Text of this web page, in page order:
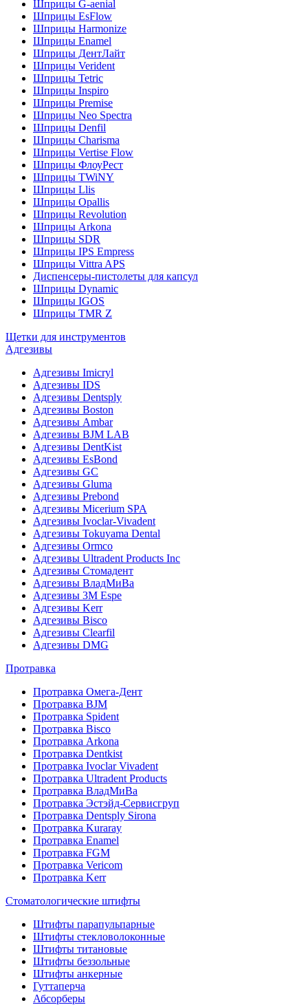
Шприцы G-aenial
Шприцы EsFlow
Шприцы Harmonize
Шприцы Enamel
Шприцы ДентЛайт
Шприцы Verident
Шприцы Tetric
Шприцы Inspiro
Шприцы Premise
Шприцы Neo Spectra
Шприцы Denfil
Шприцы Charisma
Шприцы Vertise Flow
Шприцы ФлоуРест
Шприцы TWiNY
Шприцы Llis
Шприцы Opallis
Шприцы Revolution
Шприцы Arkona
Шприцы SDR
Шприцы IPS Empress
Шприцы Vittra APS
Диспенсеры-пистолеты для капсул
Шприцы Dynamic
Шприцы IGOS
Шприцы TMR Z
Щетки для инструментов
Адгезивы
Адгезивы Imicryl
Адгезивы IDS
Адгезивы Dentsply
Адгезивы Boston
Адгезивы Ambar
Адгезивы BJM LAB
Адгезивы DentKist
Адгезивы EsBond
Адгезивы GC
Адгезивы Gluma
Адгезивы Prebond
Адгезивы Micerium SPA
Адгезивы Ivoclar-Vivadent
Адгезивы Tokuyama Dental
Адгезивы Ormco
Адгезивы Ultradent Products Inc
Адгезивы Стомадент
Адгезивы ВладМиВа
Адгезивы 3M Espe
Адгезивы Kerr
Адгезивы Bisco
Адгезивы Clearfil
Адгезивы DMG
Протравка
Протравка Омега-Дент
Протравка BJM
Протравка Spident
Протравка Bisco
Протравка Arkona
Протравка Dentkist
Протравка Ivoclar Vivadent
Протравка Ultradent Products
Протравка ВладМиВа
Протравка Эстэйд-Сервисгруп
Протравка Dentsply Sirona
Протравка Kuraray
Протравка Enamel
Протравка FGM
Протравка Vericom
Протравка Kerr
Стоматологические штифты
Штифты парапульпарные
Штифты стекловолоконные
Штифты титановые
Штифты беззольные
Штифты анкерные
Гуттаперча
Абсорберы